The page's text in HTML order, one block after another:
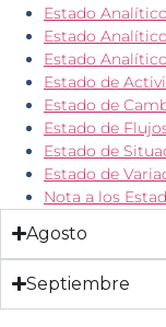
Estado
Estado
Estado
Estado de
Estado de
Estado de
Estado de
Estado de
Nota a los
Agosto
Septiembre